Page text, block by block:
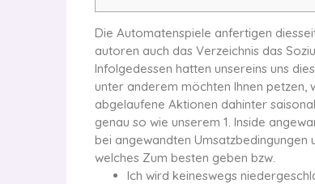
Die Automatenspiele anfertigen
autoren auch das Verzeichnis das
Infolgedessen hatten unsereins uns
unter anderem möchten Ihnen petzen,
abgelaufene Aktionen dahinter
genau so wie unserem 1. Inside
bei angewandten Umsatzbedingungen
welches Zum besten geben bzw.
Ich wird keineswegs